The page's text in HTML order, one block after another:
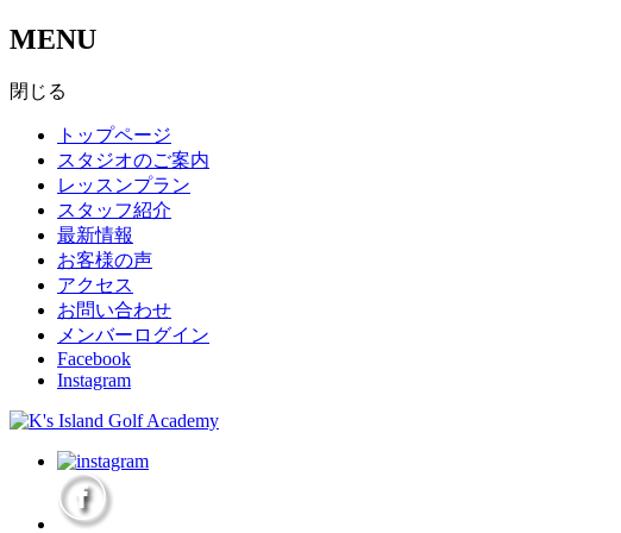
MENU
閉じる
トップページ
スタジオのご案内
レッスンプラン
スタッフ紹介
最新情報
お客様の声
アクセス
お問い合わせ
メンバーログイン
Facebook
Instagram